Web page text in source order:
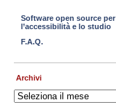
Software open source per
l’accessibilità e lo studio
F.A.Q.
Archivi
Archivi